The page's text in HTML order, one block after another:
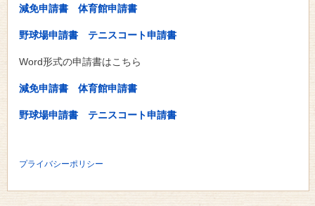
減免申請書 体育館申請書
野球場申請書 テニスコート申請書
Word形式の申請書はこちら
減免申請書 体育館申請書
野球場申請書 テニスコート申請書
プライバシーポリシー